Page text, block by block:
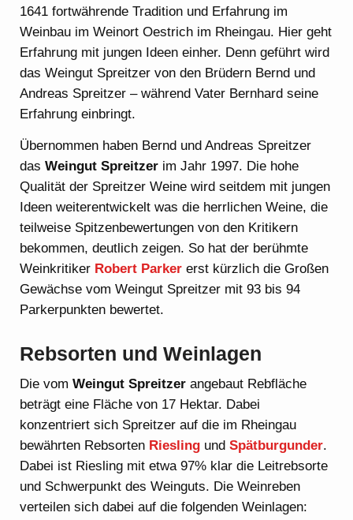
1641 fortwährende Tradition und Erfahrung im
Weinbau im Weinort Oestrich im Rheingau. Hier geht
Erfahrung mit jungen Ideen einher. Denn geführt wird
das Weingut Spreitzer von den Brüdern Bernd und
Andreas Spreitzer – während Vater Bernhard seine
Erfahrung einbringt.
Übernommen haben Bernd und Andreas Spreitzer
dasWeingut Spreitzer im Jahr 1997. Die hohe
Qualität der Spreitzer Weine wird seitdem mit jungen
Ideen weiterentwickelt was die herrlichen Weine, die
teilweise Spitzenbewertungen von den Kritikern
bekommen, deutlich zeigen. So hat der berühmte
Weinkritiker Robert Parker erst kürzlich die Großen
Gewächse vom Weingut Spreitzer mit 93 bis 94
Parkerpunkten bewertet.
Rebsorten und Weinlagen
Die vomWeingut Spreitzer angebaut Rebfläche
beträgt eine Fläche von 17 Hektar. Dabei
konzentriert sich Spreitzer auf die im Rheingau
bewährten Rebsorten Riesling undSpätburgunder.
Dabei ist Riesling mit etwa 97% klar die Leitrebsorte
und Schwerpunkt des Weinguts. Die Weinreben
verteilen sich dabei auf die folgenden Weinlagen: